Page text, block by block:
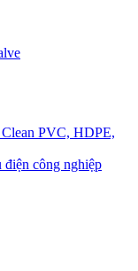
PVC, HDPE,
điện công nghiệp